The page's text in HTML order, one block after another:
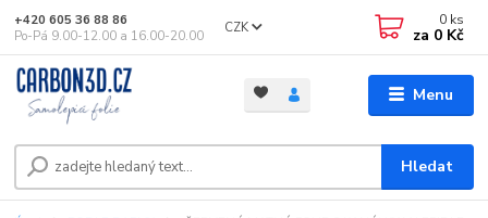
Menu
CZK
Hledat
+420 605 36 88 86
Po-Pá 9.00-12.00 a 16.00-20.00
0 ks
za 0 Kč